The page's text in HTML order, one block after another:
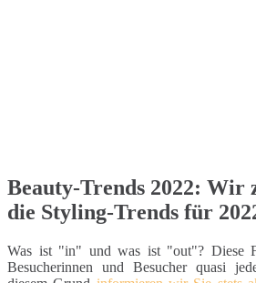
Beauty-Trends 2022: Wir
die Styling-Trends für
Was ist "in" und was ist "out"? Diese
Besucherinnen und Besucher quasi